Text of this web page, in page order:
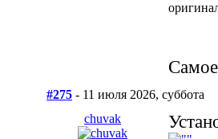
#275 - 11 июля 2026, суббота
chuvak